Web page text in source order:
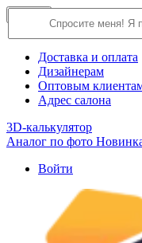
О компании
Доставка и оплата
Дизайнерам
Оптовым
Адрес салона
3D-калькулятор
Аналог по фото
Войти